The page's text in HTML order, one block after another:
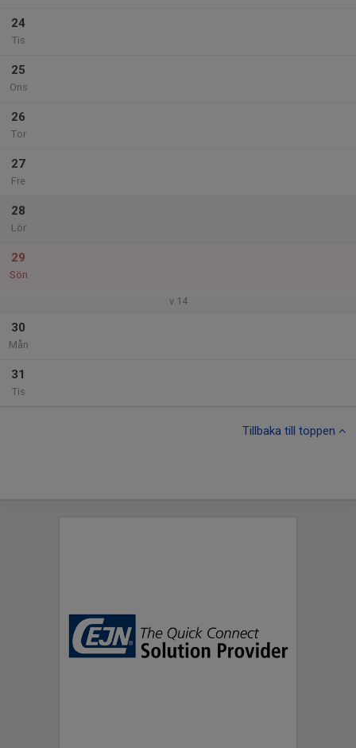
24
Tis
25
Ons
26
Tor
27
Fre
28
Lör
29
Sön
v.14
30
Mån
31
Tis
Tillbaka till toppen